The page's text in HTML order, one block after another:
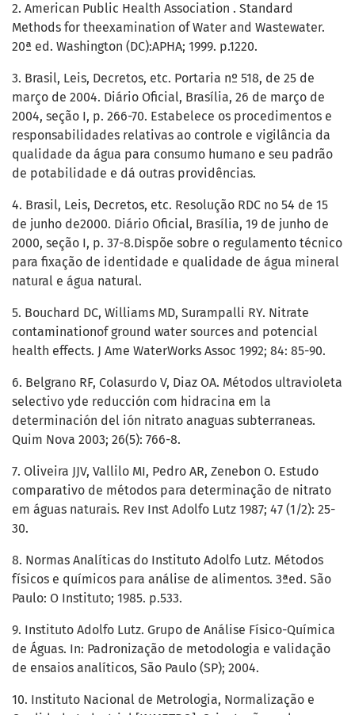
2. American Public Health Association . Standard
Methods for theexamination of Water and Wastewater.
20ª ed. Washington (DC):APHA; 1999. p.1220.
3. Brasil, Leis, Decretos, etc. Portaria nº 518, de 25 de
março de 2004. Diário Oficial, Brasília, 26 de março de
2004, seção I, p. 266-70. Estabelece os procedimentos e
responsabilidades relativas ao controle e vigilância da
qualidade da água para consumo humano e seu padrão
de potabilidade e dá outras providências.
4. Brasil, Leis, Decretos, etc. Resolução RDC no 54 de 15
de junho de2000. Diário Oficial, Brasília, 19 de junho de
2000, seção I, p. 37-8.Dispõe sobre o regulamento técnico
para fixação de identidade e qualidade de água mineral
natural e água natural.
5. Bouchard DC, Williams MD, Surampalli RY. Nitrate
contaminationof ground water sources and potencial
health effects. J Ame WaterWorks Assoc 1992; 84: 85-90.
6. Belgrano RF, Colasurdo V, Diaz OA. Métodos ultravioleta
selectivo yde reducción com hidracina em la
determinación del ión nitrato anaguas subterraneas.
Quim Nova 2003; 26(5): 766-8.
7. Oliveira JJV, Vallilo MI, Pedro AR, Zenebon O. Estudo
comparativo de métodos para determinação de nitrato
em águas naturais. Rev Inst Adolfo Lutz 1987; 47 (1/2): 25-
30.
8. Normas Analíticas do Instituto Adolfo Lutz. Métodos
físicos e químicos para análise de alimentos. 3ªed. São
Paulo: O Instituto; 1985. p.533.
9. Instituto Adolfo Lutz. Grupo de Análise Físico-Química
de Águas. In: Padronização de metodologia e validação
de ensaios analíticos, São Paulo (SP); 2004.
10. Instituto Nacional de Metrologia, Normalização e